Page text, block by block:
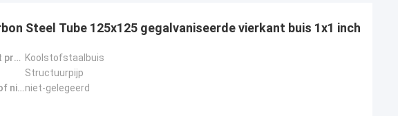
Steel Tube 125x125 gegalvaniseerde vierkant buis 1x1 inch
Naam van het product: Koolstofstaalbuis
Structuurpijp
van legering of niet:niet-gelegeerd